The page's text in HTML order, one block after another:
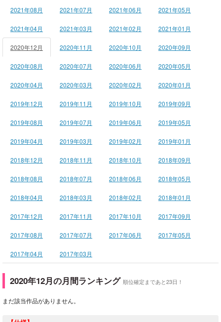
2021年08月 2021年07月 2021年06月 2021年05月
2021年04月 2021年03月 2021年02月 2021年01月
2020年12月 2020年11月 2020年10月 2020年09月
2020年08月 2020年07月 2020年06月 2020年05月
2020年04月 2020年03月 2020年02月 2020年01月
2019年12月 2019年11月 2019年10月 2019年09月
2019年08月 2019年07月 2019年06月 2019年05月
2019年04月 2019年03月 2019年02月 2019年01月
2018年12月 2018年11月 2018年10月 2018年09月
2018年08月 2018年07月 2018年06月 2018年05月
2018年04月 2018年03月 2018年02月 2018年01月
2017年12月 2017年11月 2017年10月 2017年09月
2017年08月 2017年07月 2017年06月 2017年05月
2017年04月 2017年03月
2020年12月の月間ランキング 順位確定まであと23日！
まだ該当作品がありません。